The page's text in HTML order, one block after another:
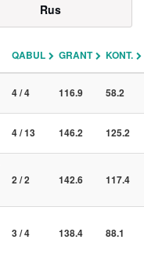
Rus
QABUL GRANT KONT.
4 / 4 116.9 58.2
4 / 13 146.2 125.2
2 / 2 142.6 117.4
3 / 4 138.4 88.1